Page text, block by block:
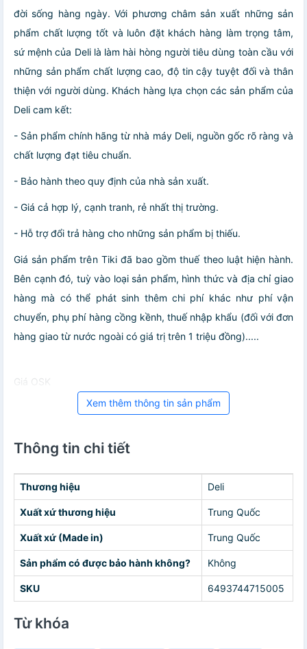
đời sống hàng ngày. Với phương châm sản xuất những sản
phẩm chất lượng tốt và luôn đặt khách hàng làm trọng tâm,
sứ mệnh của Deli là làm hài hòng người tiêu dùng toàn cầu với
những sản phẩm chất lượng cao, độ tin cậy tuyệt đối và thân
thiện với người dùng. Khách hàng lựa chọn các sản phẩm của
Deli cam kết:
- Sản phẩm chính hãng từ nhà máy Deli, nguồn gốc rõ ràng và
chất lượng đạt tiêu chuẩn.
- Bảo hành theo quy định của nhà sản xuất.
- Giá cả hợp lý, cạnh tranh, rẻ nhất thị trường.
- Hỗ trợ đổi trả hàng cho những sản phẩm bị thiếu.
Giá sản phẩm trên Tiki đã bao gồm thuế theo luật hiện hành.
Bên cạnh đó, tuỳ vào loại sản phẩm, hình thức và địa chỉ giao
hàng mà có thể phát sinh thêm chi phí khác như phí vận
chuyển, phụ phí hàng cồng kềnh, thuế nhập khẩu (đối với đơn
hàng giao từ nước ngoài có giá trị trên 1 triệu đồng).....
Giá OSK
Xem thêm thông tin sản phẩm
Thông tin chi tiết
Thương hiệu Deli
Xuất xứ thương hiệu Trung Quốc
Xuất xứ (Made in) Trung Quốc
Sản phẩm có được bảo hành không? Không
SKU 6493744715005
Từ khóa